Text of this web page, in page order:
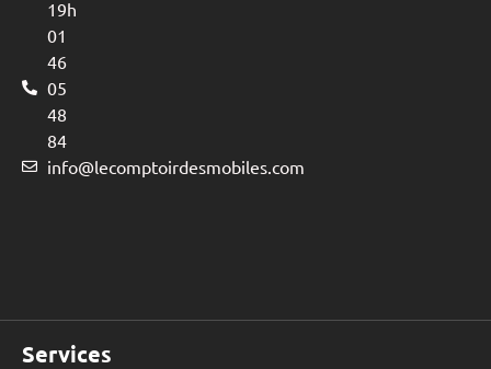
19h
01
46
05
48
84
info@lecomptoirdesmobiles.com
Services